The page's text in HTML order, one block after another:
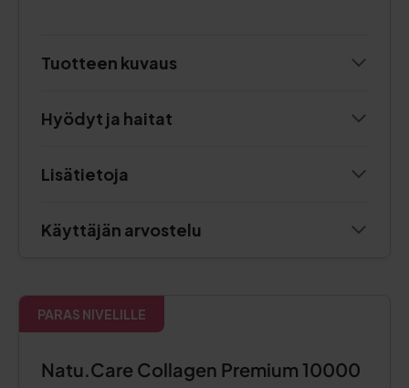
Tuotteen kuvaus
Hyödyt ja haitat
Lisätietoja
Käyttäjän arvostelu
PARAS NIVELILLE
Natu.Care Collagen Premium 10000